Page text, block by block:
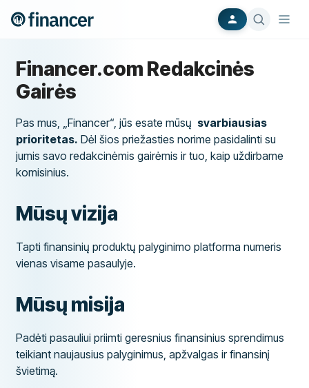
Financer.com Redakcinės
Gairės
Pas mus, „Financer“, jūs esate mūsų svarbiausias
prioritetas. Dėl šios priežasties norime pasidalinti su
jumis savo redakcinėmis gairėmis ir tuo, kaip uždirbame
komisinius.
Mūsų vizija
Tapti finansinių produktų palyginimo platforma numeris
vienas visame pasaulyje.
Mūsų misija
Padėti pasauliui priimti geresnius finansinius sprendimus
teikiant naujausius palyginimus, apžvalgas ir finansinį
švietimą.